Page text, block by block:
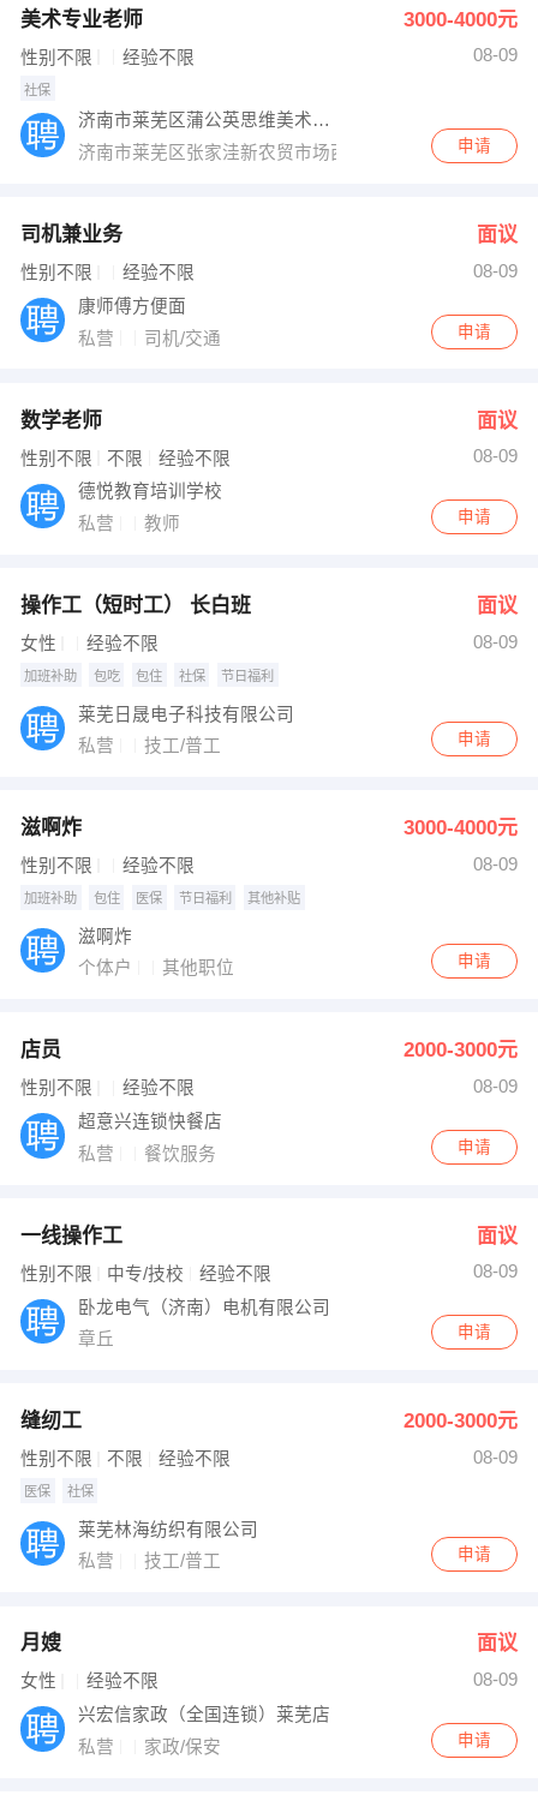
美术专业老师 3000-4000元
性别不限 经验不限 08-09
社保
济南市莱芜区蒲公英思维美术培训学校
济南市莱芜区张家洼新农贸市场西
申请
司机兼业务 面议
性别不限 经验不限
08-09
康师傅方便面
私营
司机/交通 申请
数学老师 面议
性别不限 不限 经验不限
08-09
德悦教育培训学校
私营
教师 申请
操作工（短时工） 长白班 面议
女性 经验不限 08-09
加班补助 包吃 包住 社保 节日福利
莱芜日晟电子科技有限公司
私营
技工/普工 申请
滋啊炸 3000-4000元
性别不限 经验不限 08-09
加班补助 包住 医保 节日福利 其他补贴
滋啊炸
个体户
其他职位 申请
店员 2000-3000元
性别不限 经验不限
08-09
超意兴连锁快餐店
私营
餐饮服务 申请
一线操作工 面议
性别不限 中专/技校 经验不限
08-09
卧龙电气（济南）电机有限公司
章丘
申请
缝纫工 2000-3000元
性别不限 不限 经验不限 08-09
医保 社保
莱芜林海纺织有限公司
私营
技工/普工 申请
月嫂 面议
女性 经验不限
08-09
兴宏信家政（全国连锁）莱芜店
私营
家政/保安 申请